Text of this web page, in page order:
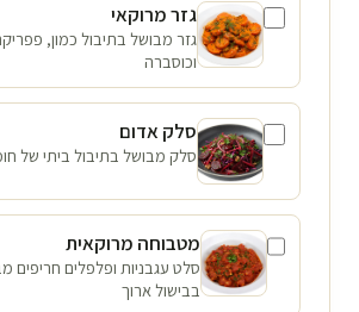
גזר מרוקאי
גזר מבושל בתיבול כמון,
וכוסברה
סלק אדום
סלק מבושל בתיבול ביתי של
מטבוחה מרוקאית
סלט עגבניות ופלפלים חריפים
בבישול ארוך